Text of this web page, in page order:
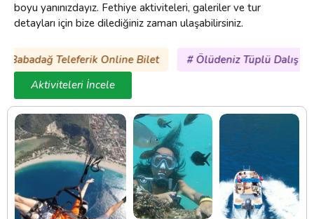
boyu yanınızdayız. Fethiye aktiviteleri, galeriler ve tur
detayları için bize dilediğiniz zaman ulaşabilirsiniz.
Teleferik Online Bilet
# Ölüdeniz Tüplü Dalış Online
Aktiviteleri İncele